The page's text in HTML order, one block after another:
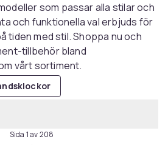
som passar alla stilar och
och funktionella val erbjuds för
tiden med stil. Shoppa nu och
tillbehör bland
vårt sortiment.
Sida 1 av 208